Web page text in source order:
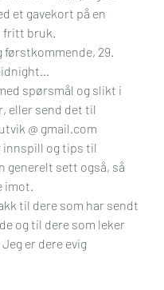
et gavekort på en
fritt bruk.
førstkommende, 29.
spørsmål og slikt i
eller send det til
@ gmail.com
innspill og tips til
generelt sett også, så
imot.
til dere som har sendt
og til dere som leker
er dere evig